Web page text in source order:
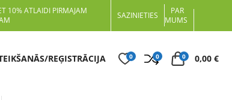
10% ATLAIDI PIRMAJAM
SAZINIETIES
PAR
MUMS
REĢISTRĀCIJA 0 0 0 0,00 €